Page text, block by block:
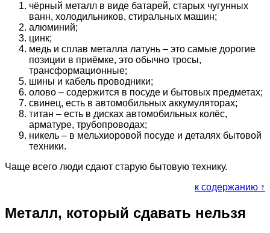
чёрный металл в виде батарей, старых чугунных
ванн, холодильников, стиральных машин;
алюминий;
цинк;
медь и сплав металла латунь – это самые дорогие
позиции в приёмке, это обычно тросы,
трансформационные;
шины и кабель проводники;
олово – содержится в посуде и бытовых предметах;
свинец, есть в автомобильных аккумуляторах;
титан – есть в дисках автомобильных колёс,
арматуре, трубопроводах;
никель – в мельхиоровой посуде и деталях бытовой
техники.
Чаще всего люди сдают старую бытовую технику.
к содержанию ↑
Металл, который сдавать нельзя